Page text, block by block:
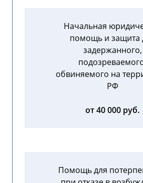
Начальная
помощь и защита
задержанного,
обвиняемого на
РФ
от 40 000 руб.
Помощь для